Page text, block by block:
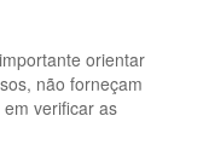
orientar
não forneçam
verificar as